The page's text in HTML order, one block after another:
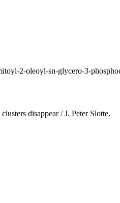
2-oleoyl-sn-glycero-3-
disappear / J. Peter Slotte.